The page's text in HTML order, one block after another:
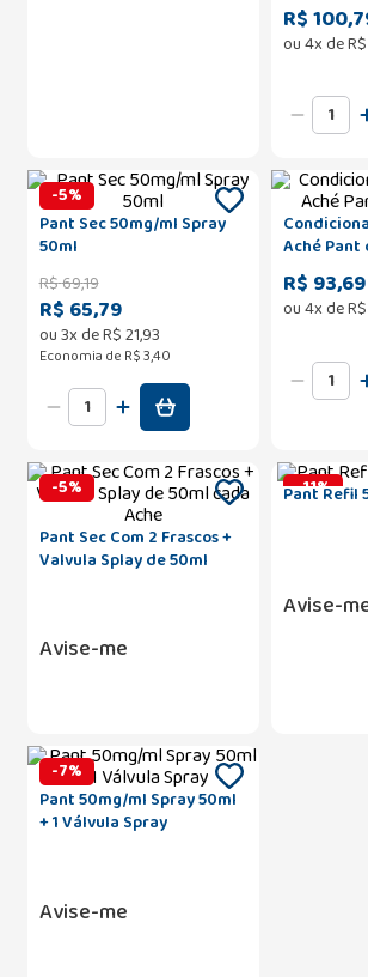
R$
ou4x deR$
-5%
Pant Sec 50mg/ml Spray
50ml
R$69,19
R$ 65,79
ou3x deR$21,93
Economia de R$ 3,40
Aché Pant
R$ 93,69
ou4x deR$
-5%
Pant Sec Com 2 Frascos +
Valvula Splay de 50ml
Avise-me
-11%
Pant Refil
Avise-
-7%
Pant 50mg/ml Spray 50ml
+ 1 Válvula Spray
Avise-me